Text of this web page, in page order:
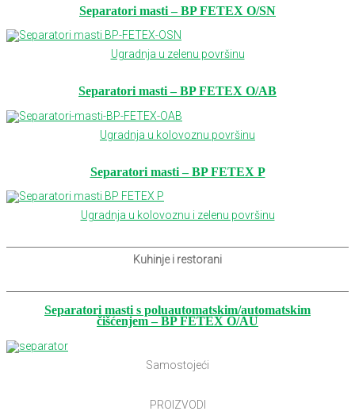
Separatori masti – BP FETEX O/SN
Ugradnja u zelenu površinu
Separatori masti – BP FETEX O/AB
Ugradnja u kolovoznu površinu
Separatori masti – BP FETEX P
Ugradnja u kolovoznu i zelenu površinu
Kuhinje i restorani
Separatori masti s poluautomatskim/automatskim
čišćenjem – BP FETEX O/AU
Samostojeći
PROIZVODI